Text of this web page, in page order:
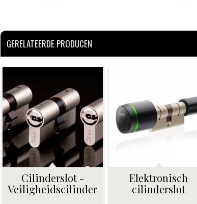
GERELATEERDE PRODUCEN
Cilinderslot -
Veiligheidscilinder
Elektronisch
cilinderslot